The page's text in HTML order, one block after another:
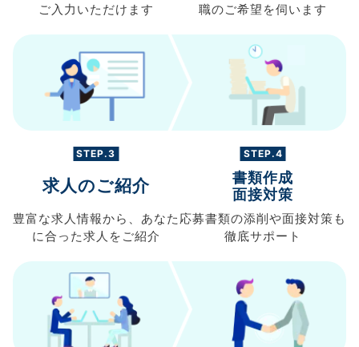
ご入力 いただけます
職のご希望を伺います
STEP.3
求人のご紹介
豊富な求人情報から、 あなた
に合った求人を ご紹介
STEP.4
書類作成
面接対策
応募書類の添削や面接対策も
徹底サポート